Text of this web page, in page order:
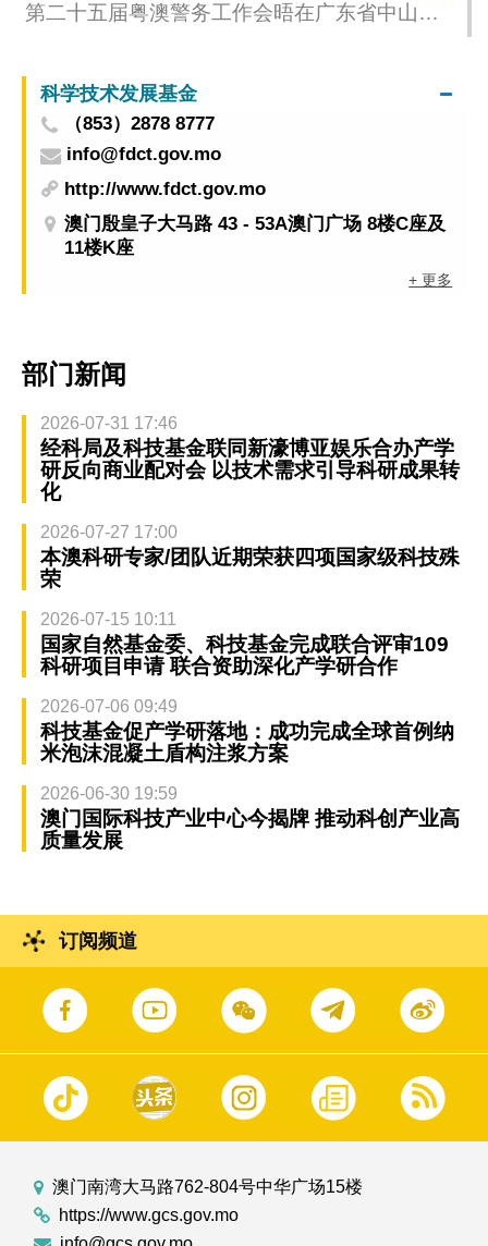
第二十五届粤澳警务工作会晤在广东省中山市
科学技术发展基金
（853）2878 8777
info@fdct.gov.mo
http://www.fdct.gov.mo
澳门殷皇子大马路 43 - 53A澳门广场 8楼C座及
11楼K座
+ 更多
部门新闻
2026-07-31 17:46
经科局及科技基金联同新濠博亚娱乐合办产学
研反向商业配对会 以技术需求引导科研成果转
化
2026-07-27 17:00
本澳科研专家/团队近期荣获四项国家级科技殊
荣
2026-07-15 10:11
国家自然基金委、科技基金完成联合评审109
科研项目申请 联合资助深化产学研合作
2026-07-06 09:49
科技基金促产学研落地：成功完成全球首例纳
米泡沫混凝土盾构注浆方案
2026-06-30 19:59
澳门国际科技产业中心今揭牌 推动科创产业高
质量发展
订阅频道
澳门南湾大马路762-804号中华广场15楼
https://www.gcs.gov.mo